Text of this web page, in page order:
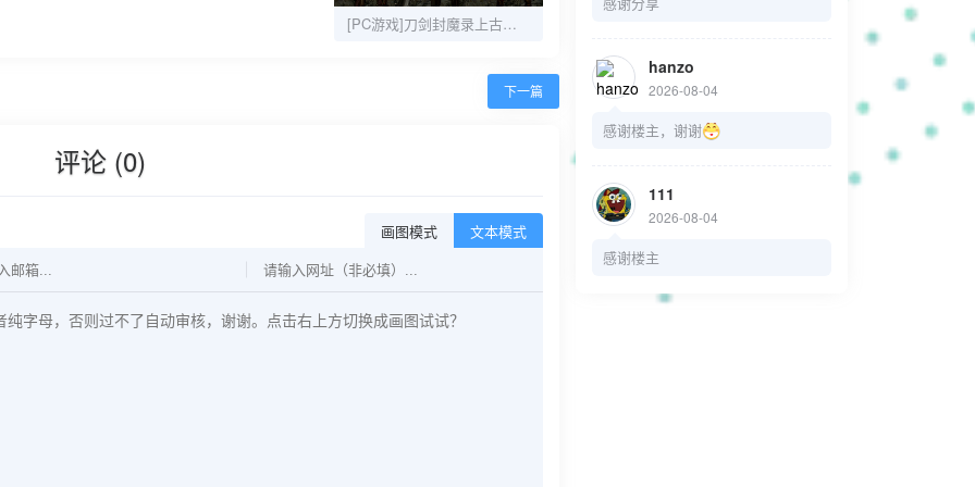
[PC游戏]刀剑封魔录上古传说
下一篇
评论 (0)
画图模式 文本模式
hanzo
2026-08-04
感谢楼主，谢谢
111
2026-08-04
感谢楼主